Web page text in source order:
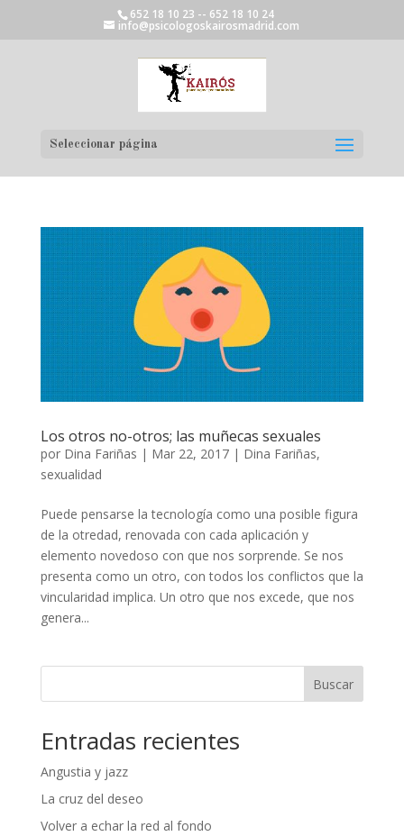
652 18 10 23 -- 652 18 10 24
info@psicologoskairosmadrid.com
Seleccionar página
Los otros no-otros; las muñecas sexuales
por Dina Fariñas | Mar 22, 2017| Dina Fariñas,
sexualidad
Puede pensarse la tecnología como una posible figura
de la otredad, renovada con cada aplicación y
elemento novedoso con que nos sorprende. Se nos
presenta como un otro, con todos los conflictos que la
vincularidad implica. Un otro que nos excede, que nos
genera...
Buscar
Entradas recientes
Angustia y jazz
La cruz del deseo
Volver a echar la red al fondo